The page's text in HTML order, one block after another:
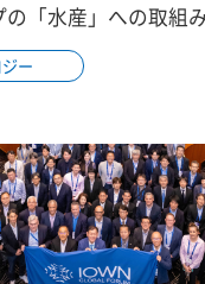
の「水産」への取組
ー